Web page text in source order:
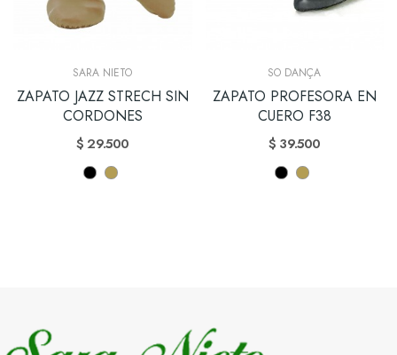
SARA NIETO
ZAPATO JAZZ STRECH SIN
CORDONES
$ 29.500
SO DANÇA
ZAPATO PROFESORA EN
CUERO F38
$ 39.500